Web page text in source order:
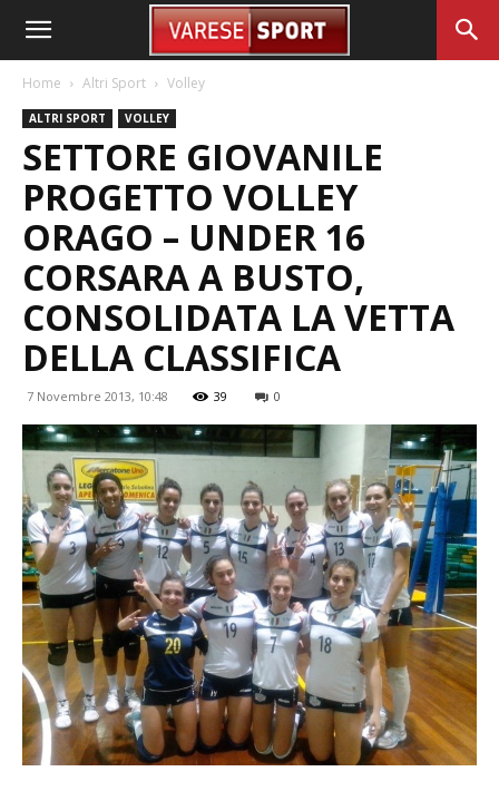
Home Altri Sport Volley
ALTRI SPORT VOLLEY
SETTORE GIOVANILE
PROGETTO VOLLEY
ORAGO – UNDER 16
CORSARA A BUSTO,
CONSOLIDATA LA VETTA
DELLA CLASSIFICA
7 Novembre 2013, 10:48 39 0